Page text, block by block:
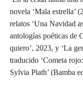
novela ‘Mala estrella’
relatos ‘Una Navidad
antologías poéticas de
quiero’, 2023, y ‘La
traducido ‘Cometa
Sylvia Plath’ (Bamba